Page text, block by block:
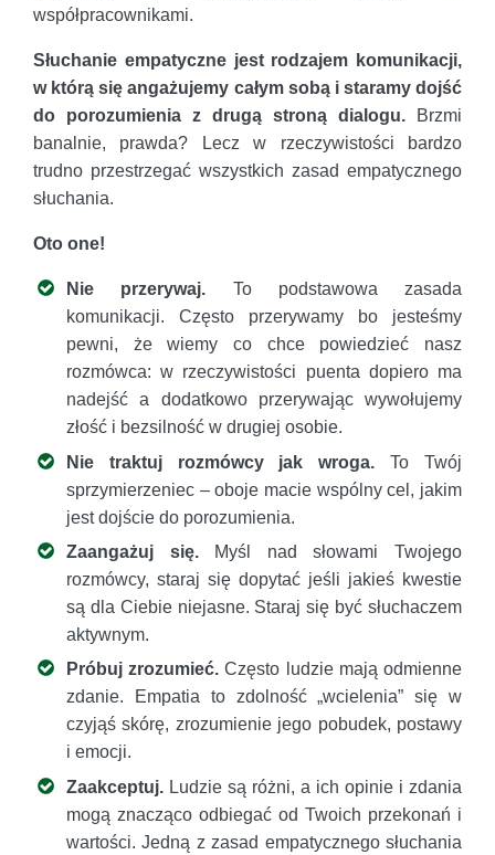
współpracownikami.
Słuchanie empatyczne jest rodzajem komunikacji,
w którą się angażujemy całym sobą i staramy dojść
do porozumienia z drugą stroną dialogu. Brzmi
banalnie, prawda? Lecz w rzeczywistości bardzo
trudno przestrzegać wszystkich zasad empatycznego
słuchania.
Oto one!
Nie przerywaj. To podstawowa zasada
komunikacji. Często przerywamy bo jesteśmy
pewni, że wiemy co chce powiedzieć nasz
rozmówca: w rzeczywistości puenta dopiero ma
nadejść a dodatkowo przerywając wywołujemy
złość i bezsilność w drugiej osobie.
Nie traktuj rozmówcy jak wroga. To Twój
sprzymierzeniec – oboje macie wspólny cel, jakim
jest dojście do porozumienia.
Zaangażuj się.Myśl nad słowami Twojego
rozmówcy, staraj się dopytać jeśli jakieś kwestie
są dla Ciebie niejasne. Staraj się być słuchaczem
aktywnym.
Próbuj zrozumieć. Często ludzie mają odmienne
zdanie. Empatia to zdolność „wcielenia” się w
czyjąś skórę, zrozumienie jego pobudek, postawy
i emocji.
Zaakceptuj. Ludzie są różni, a ich opinie i zdania
mogą znacząco odbiegać od Twoich przekonań i
wartości. Jedną z zasad empatycznego słuchania